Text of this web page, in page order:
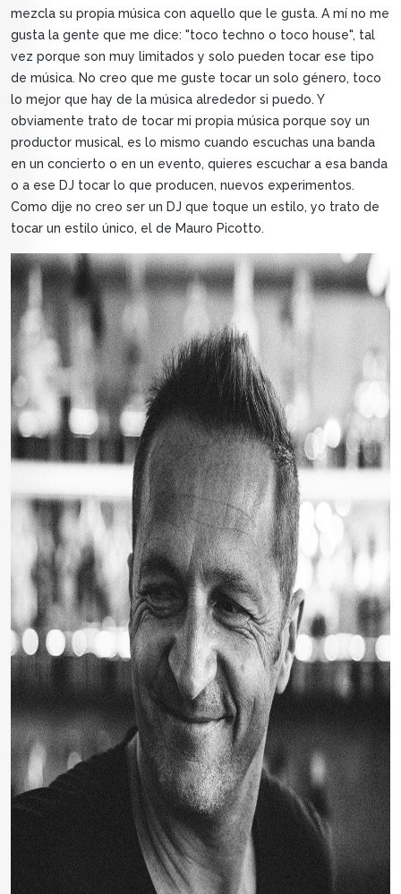
mezcla su propia música con aquello que le gusta. A mí no me
gusta la gente que me dice: "toco techno o toco house", tal
vez porque son muy limitados y solo pueden tocar ese tipo
de música. No creo que me guste tocar un solo género, toco
lo mejor que hay de la música alrededor si puedo. Y
obviamente trato de tocar mi propia música porque soy un
productor musical, es lo mismo cuando escuchas una banda
en un concierto o en un evento, quieres escuchar a esa banda
o a ese DJ tocar lo que producen, nuevos experimentos.
Como dije no creo ser un DJ que toque un estilo, yo trato de
tocar un estilo único, el de Mauro Picotto.